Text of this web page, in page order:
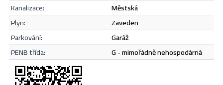
kanalizace:
městská
plyn:
zaveden
parkování:
garáž
PENB třída:
G - mimořádně nehospodárná